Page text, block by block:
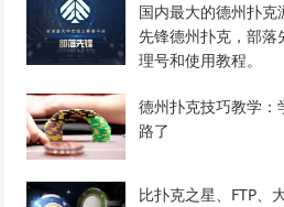
国内最大的德州扑
先锋德州扑克，部落
理号和使用教程。
德州扑克技巧教学
路了
比扑克之星、FTP、